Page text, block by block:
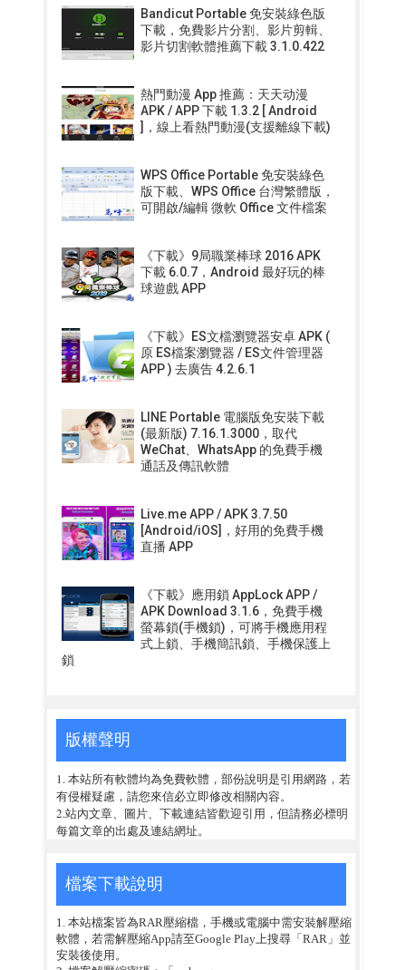
Bandicut Portable 免安裝綠色版
下載，免費影片分割、影片剪輯、
影片切割軟體推薦下載 3.1.0.422
熱門動漫 App 推薦：天天动漫
APK / APP 下載 1.3.2 [ Android
]，線上看熱門動漫(支援離線下載)
WPS Office Portable 免安裝綠色
版下載、WPS Office 台灣繁體版，
可開啟/編輯 微軟 Office 文件檔案
《下載》9局職業棒球 2016 APK
下載 6.0.7，Android 最好玩的棒
球遊戲 APP
《下載》ES文檔瀏覽器安卓 APK (
原 ES檔案瀏覽器 / ES文件管理器
APP ) 去廣告 4.2.6.1
LINE Portable 電腦版免安裝下載
(最新版) 7.16.1.3000，取代
WeChat、WhatsApp 的免費手機
通話及傳訊軟體
Live.me APP / APK 3.7.50
[Android/iOS]，好用的免費手機
直播 APP
《下載》應用鎖 AppLock APP /
APK Download 3.1.6，免費手機
螢幕鎖(手機鎖)，可將手機應用程
式上鎖、手機簡訊鎖、手機保護上
鎖
版權聲明
1. 本站所有軟體均為免費軟體，部份說明是引用網路，若
有侵權疑慮，請您來信必立即修改相關內容。
2.站內文章、圖片、下載連結皆歡迎引用，但請務必標明
每篇文章的出處及連結網址。
檔案下載說明
1. 本站檔案皆為RAR壓縮檔，手機或電腦中需安裝解壓縮
軟體，若需解壓縮App請至Google Play上搜尋「RAR」並
安裝後使用。